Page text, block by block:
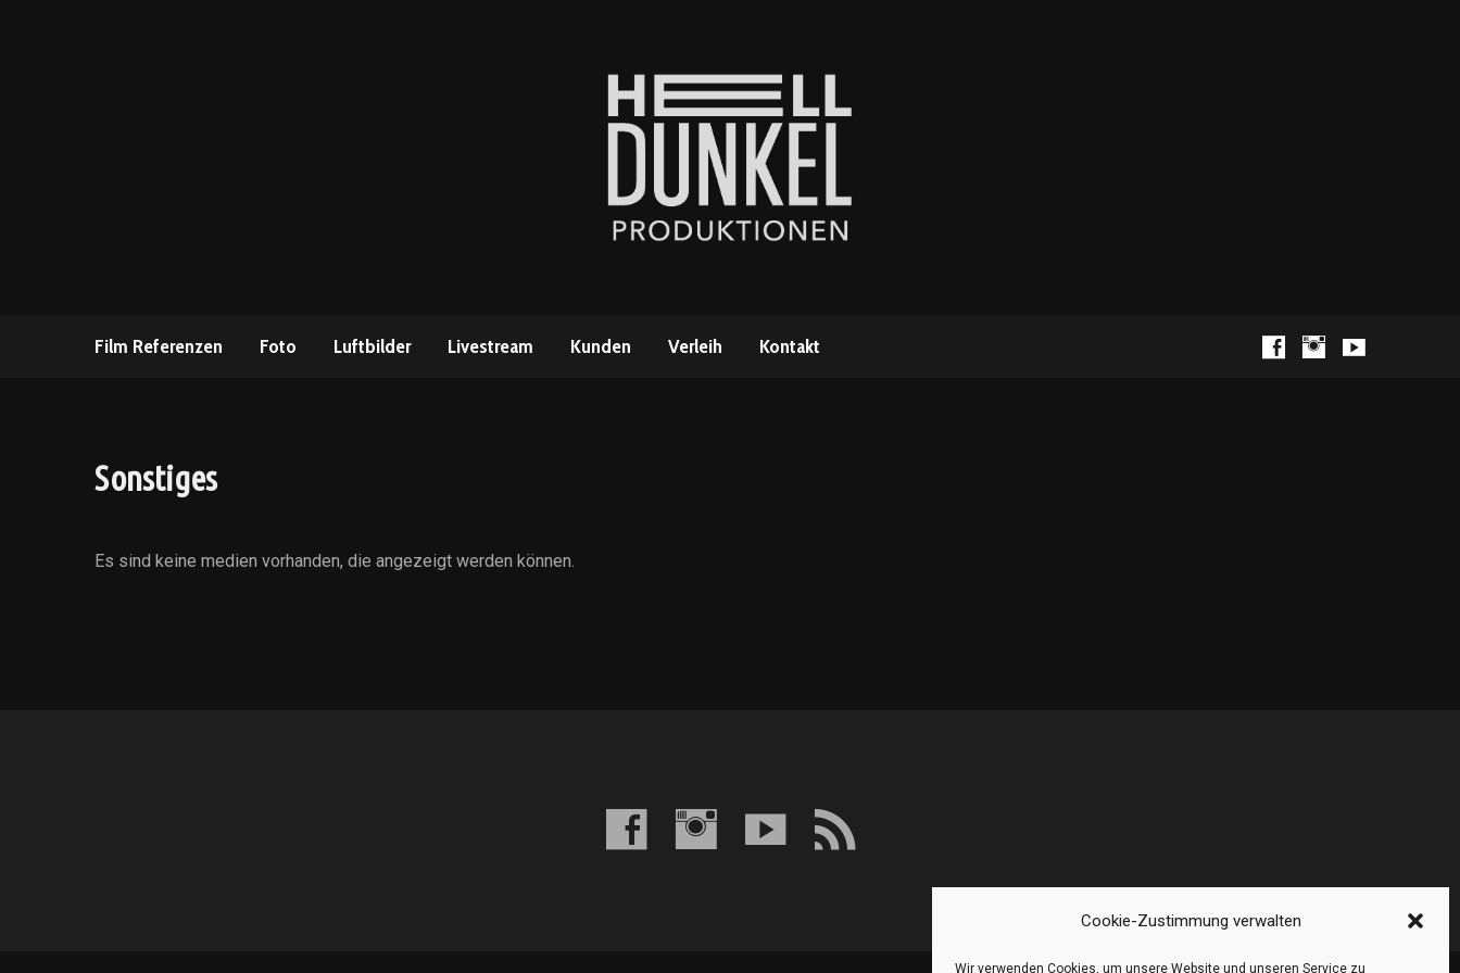
Cookie-Zustimmung verwalten
Wir verwenden Cookies, um unsere Website und unseren Service zu
Film Referenzen Foto Luftbilder Livestream Kunden Verleih Kontakt
Sonstiges
Es sind keine medien vorhanden, die angezeigt werden können.